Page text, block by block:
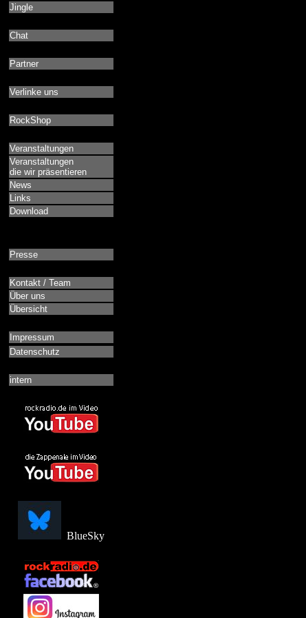
Jingle
Chat
Partner
Verlinke uns
RockShop
Veranstaltungen
Veranstaltungen
die wir präsentieren
News
Links
Download
Presse
Kontakt / Team
Über uns
Übersicht
Impressum
Datenschutz
intern
BlueSky